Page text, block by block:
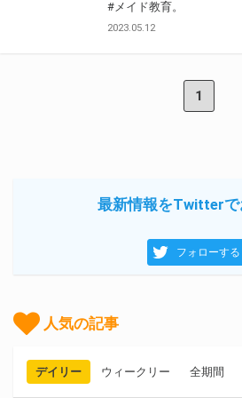
#メイド教育。
2023.05.12
1
最新情報をTwitterで
フォローする
人気の記事
デイリー ウィークリー 全期間